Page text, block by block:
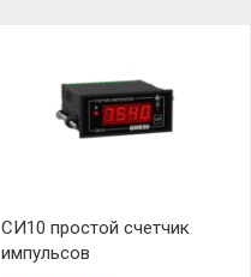
СИ10 простой счетчик
импульсов